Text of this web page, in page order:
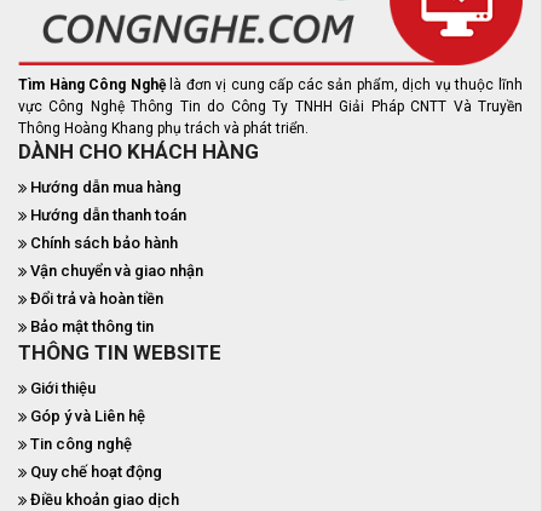
Tìm Hàng Công Nghệ là đơn vị cung cấp các sản phẩm, dịch vụ thuộc lĩnh
vực Công Nghệ Thông Tin do Công Ty TNHH Giải Pháp CNTT Và Truyền
Thông Hoàng Khang phụ trách và phát triển.
DÀNH CHO KHÁCH HÀNG
Hướng dẫn mua hàng
Hướng dẫn thanh toán
Chính sách bảo hành
Vận chuyển và giao nhận
Đổi trả và hoàn tiền
Bảo mật thông tin
THÔNG TIN WEBSITE
Giới thiệu
Góp ý và Liên hệ
Tin công nghệ
Quy chế hoạt động
Điều khoản giao dịch